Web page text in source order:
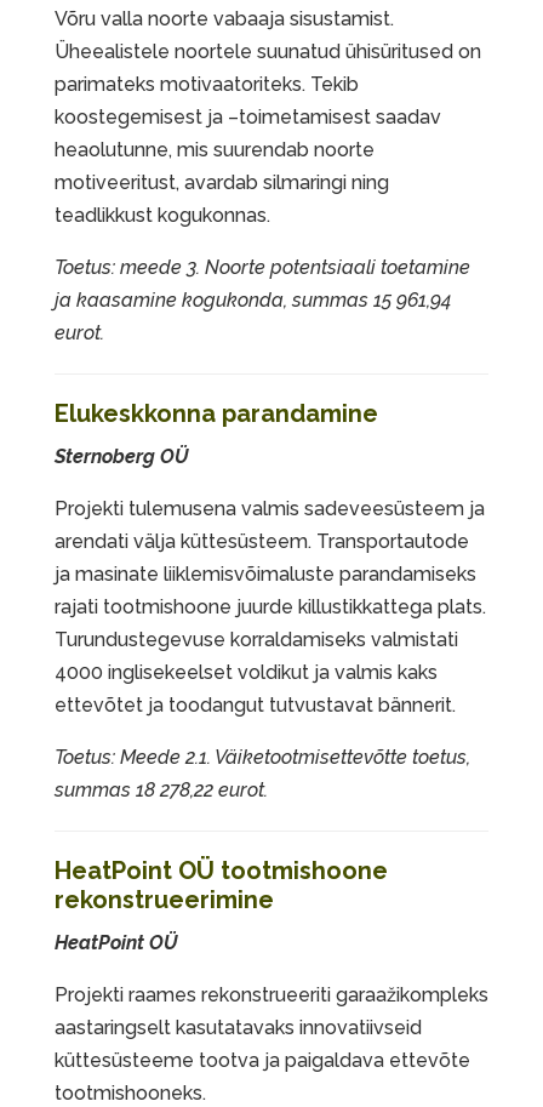
Võru valla noorte vabaaja sisustamist.
Üheealistele noortele suunatud ühisüritused on
parimateks motivaatoriteks. Tekib
koostegemisest ja –toimetamisest saadav
heaolutunne, mis suurendab noorte
motiveeritust, avardab silmaringi ning
teadlikkust kogukonnas.
Toetus: meede 3. Noorte potentsiaali toetamine
ja kaasamine kogukonda, summas 15 961,94
eurot.
Elukeskkonna parandamine
Sternoberg OÜ
Projekti tulemusena valmis sadeveesüsteem ja
arendati välja küttesüsteem. Transportautode
ja masinate liiklemisvõimaluste parandamiseks
rajati tootmishoone juurde killustikkattega plats.
Turundustegevuse korraldamiseks valmistati
4000 inglisekeelset voldikut ja valmis kaks
ettevõtet ja toodangut tutvustavat bännerit.
Toetus: Meede 2.1. Väiketootmisettevõtte toetus,
summas 18 278,22 eurot.
HeatPoint OÜ tootmishoone
rekonstrueerimine
HeatPoint OÜ
Projekti raames rekonstrueeriti garaažikompleks
aastaringselt kasutatavaks innovatiivseid
küttesüsteeme tootva ja paigaldava ettevõte
tootmishooneks.